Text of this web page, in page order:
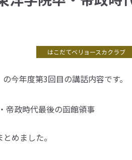
はこだてベリョースカクラブ
今年度第3回目の講話内容です。
帝政時代最後の函館領事
めました。